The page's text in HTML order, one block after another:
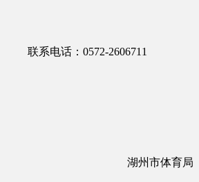
联系电话： 0572-2606711
湖州市体育局